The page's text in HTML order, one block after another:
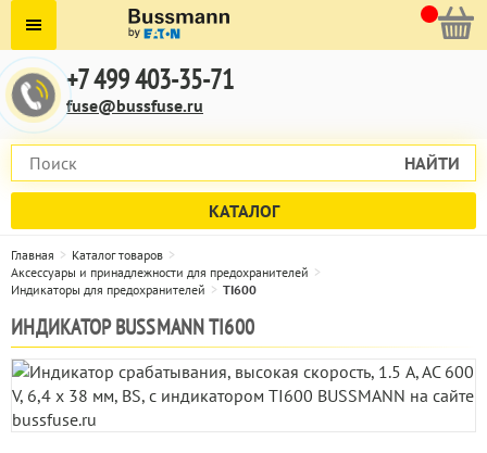
+7 499 403-35-71
fuse@bussfuse.ru
НАЙТИ
КАТАЛОГ
Главная
Каталог товаров
Аксессуары и принадлежности для предохранителей
Индикаторы для предохранителей
TI600
ИНДИКАТОР BUSSMANN TI600